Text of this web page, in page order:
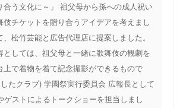
合う文化に～」 祖父母から孫への成人祝い
伎チケットを贈り合うアイデアを考えまし
、松竹芸能と広告代理店に提案しました。
としては、祖父母と一緒に歌舞伎の観劇を
上で着物を着て記念撮影ができるもので
たクラブ) 学園祭実行委員会 広報長として
ゲストによるトークショーを担当しまし